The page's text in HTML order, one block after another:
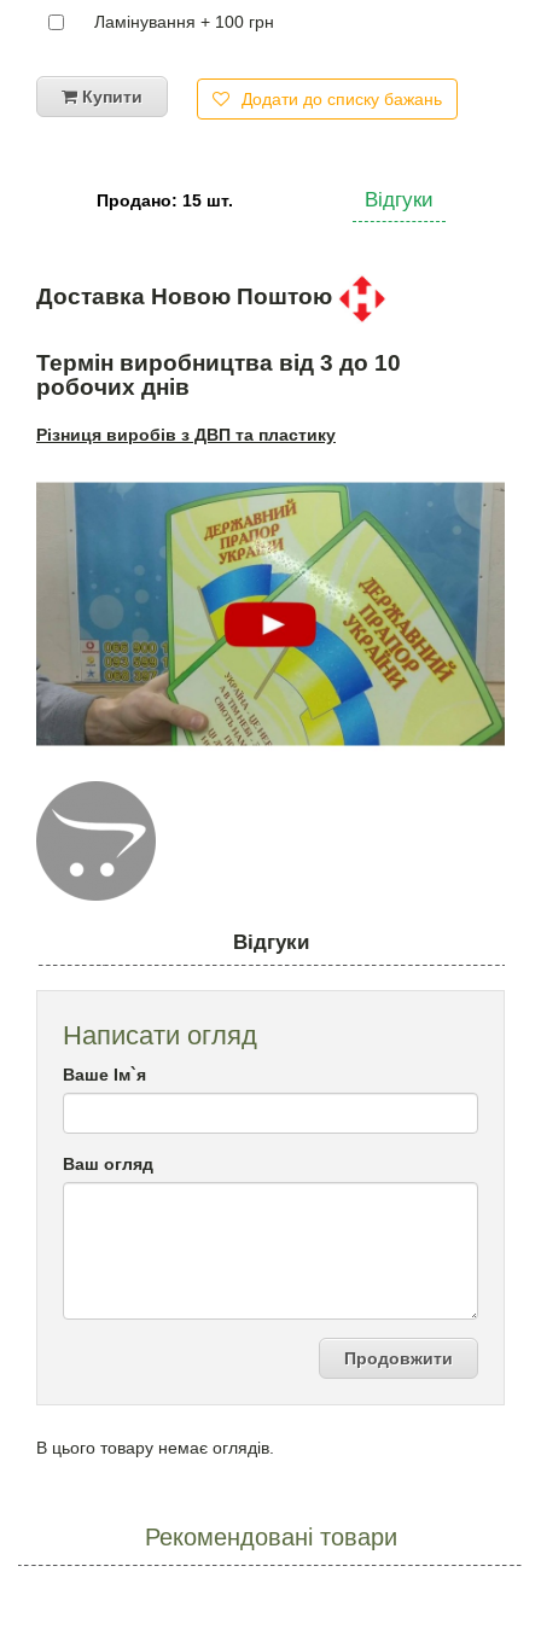
Ламінування + 100 грн
Купити Додати до списку бажань
Продано: 15 шт. Відгуки
Доставка Новою Поштою
Термін виробництва від 3 до 10
робочих днів
Різниця виробів з ДВП та пластику
Відгуки
Написати огляд
Ваше Ім`я
Ваш огляд
Продовжити
В цього товару немає оглядів.
Рекомендовані товари